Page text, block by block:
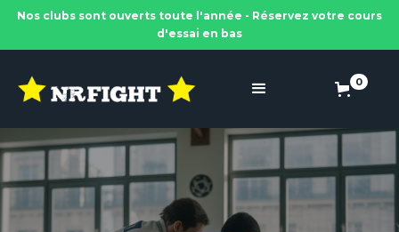
Nos clubs sont ouverts toute l'année - Réservez votre cours
d'essai en bas
0